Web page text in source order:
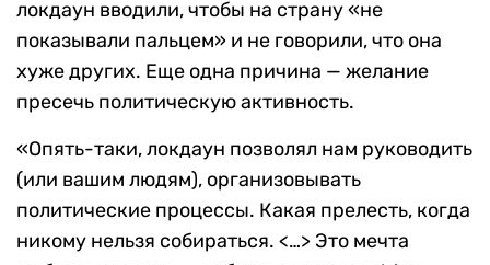
локдаун вводили, чтобы на страну «не
показывали пальцем» и не говорили, что она
хуже других. Еще одна причина — желание
пресечь политическую активность.
«Опять-таки, локдаун позволял нам руководить
(или вашим людям), организовывать
политические процессы. Какая прелесть, когда
никому нельзя собираться. <…> Это мечта